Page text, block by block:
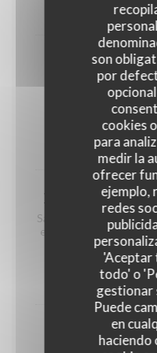
son
por
cookies
para
medir la
ofrecer
ejemplo,
redes
'Aceptar
todo' o
gestionar
Puede
en
haciendo
Penne
Penne complètes à
18%) Option
Lasagne
Savoureux et
excellence, un
Omelette